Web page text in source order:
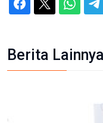
Berita Lainnya